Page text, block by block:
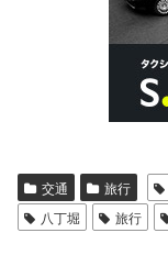
交通 旅行
八丁堀
旅行